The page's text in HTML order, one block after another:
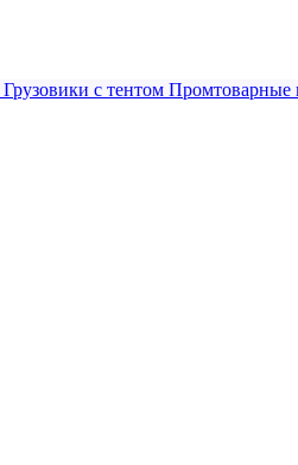
Грузовики с тентом Промтоварные